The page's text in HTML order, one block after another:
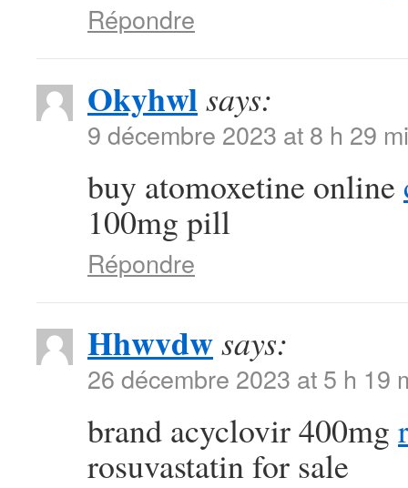
Répondre
Okyhwlsays:
9 décembre 2023 at 8 h 29
buy atomoxetine online
100mg pill
Répondre
Hhwvdwsays:
26 décembre 2023 at 5 h 19
brand acyclovir 400mg
rosuvastatin for sale